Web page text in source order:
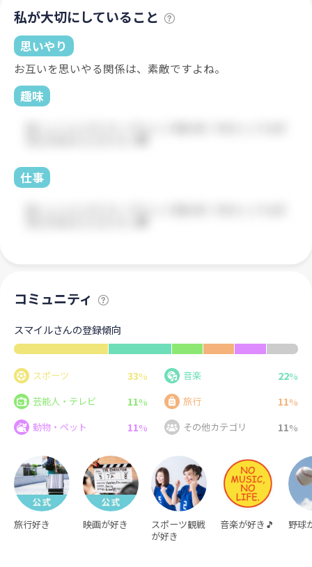
私が大切にしていること
思いやり
お互いを思いやる関係は、素敵ですよね。
趣味
仕事
コミュニティ
スマイルさんの登録傾向
スポーツ 33% 音楽 22%
芸能人・テレビ
11% 旅行 11%
動物・ペット
11% その他カテゴリ 11%
旅行好き 映画が好き
スポーツ観戦
が好き
音楽が好き🎵 野球